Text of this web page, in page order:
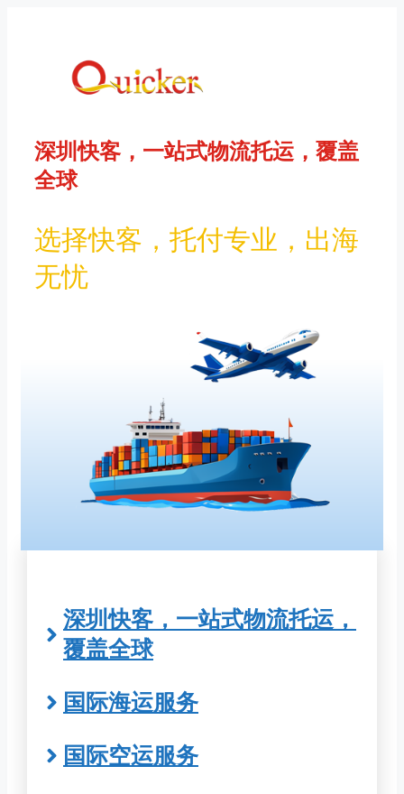
深圳快客，一站式物流托运，覆盖
全球
选择快客，托付专业，出海
无忧
深圳快客，一站式物流托运，
覆盖全球
国际海运服务
国际空运服务